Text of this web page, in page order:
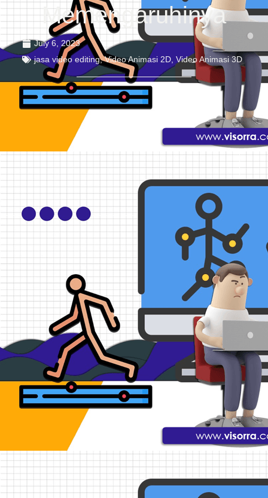
Memengaruhinya
July 6, 2023
jasa video editing,Video Animasi 2D Video Animasi 3D